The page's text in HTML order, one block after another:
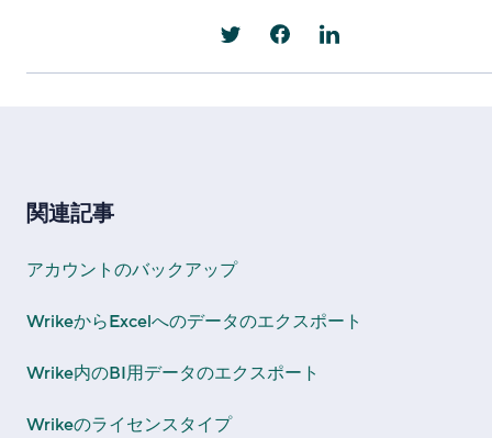
関連記事
アカウントのバックアップ
WrikeからExcelへのデータのエクスポート
Wrike内のBI用データのエクスポート
Wrikeのライセンスタイプ